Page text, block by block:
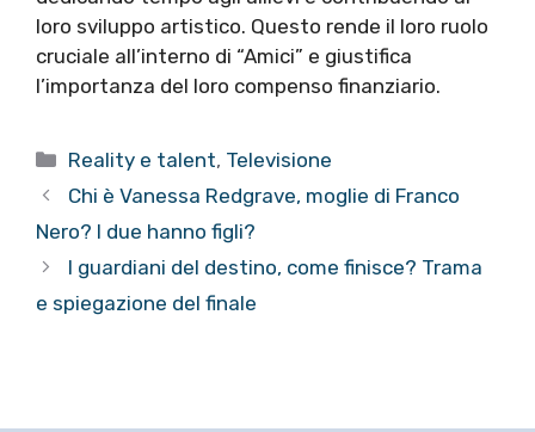
loro sviluppo artistico. Questo rende il loro ruolo
cruciale all’interno di “Amici” e giustifica
l’importanza del loro compenso finanziario.
Categorie
Reality e talent, Televisione
Chi è Vanessa Redgrave, moglie di Franco
Nero? I due hanno figli?
I guardiani del destino, come finisce? Trama
e spiegazione del finale